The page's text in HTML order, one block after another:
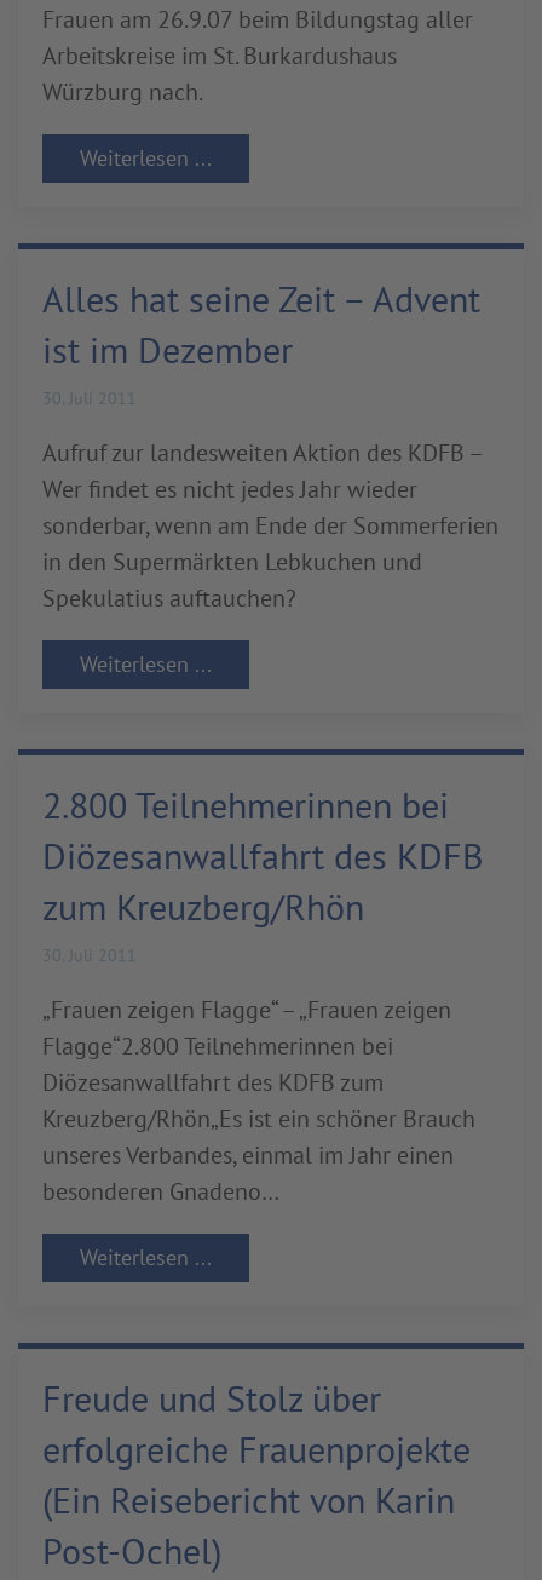
Frauen am 26.9.07 beim Bildungstag aller
Arbeitskreise im St. Burkardushaus
Würzburg nach.
Weiterlesen ...
Alles hat seine Zeit – Advent
ist im Dezember
30. Juli 2011
Aufruf zur landesweiten Aktion des KDFB –
Wer findet es nicht jedes Jahr wieder
sonderbar, wenn am Ende der Sommerferien
in den Supermärkten Lebkuchen und
Spekulatius auftauchen?
Weiterlesen ...
2.800 Teilnehmerinnen bei
Diözesanwallfahrt des KDFB
zum Kreuzberg/Rhön
30. Juli 2011
„Frauen zeigen Flagge“ – „Frauen zeigen
Flagge“2.800 Teilnehmerinnen bei
Diözesanwallfahrt des KDFB zum
Kreuzberg/Rhön„Es ist ein schöner Brauch
unseres Verbandes, einmal im Jahr einen
besonderen Gnadeno…
Weiterlesen ...
Freude und Stolz über
erfolgreiche Frauenprojekte
(Ein Reisebericht von Karin
Post-Ochel)